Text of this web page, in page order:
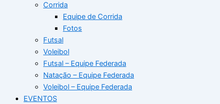
Corrida
Equipe de Corrida
Fotos
Futsal
Voleibol
Futsal – Equipe Federada
Natação – Equipe Federada
Voleibol – Equipe Federada
EVENTOS